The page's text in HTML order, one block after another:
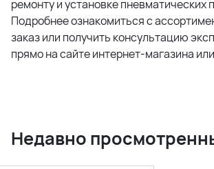
ремонту и установке пневматических
Подробнее ознакомиться с
заказ или получить консультацию
прямо на сайте интернет-магазина
Недавно